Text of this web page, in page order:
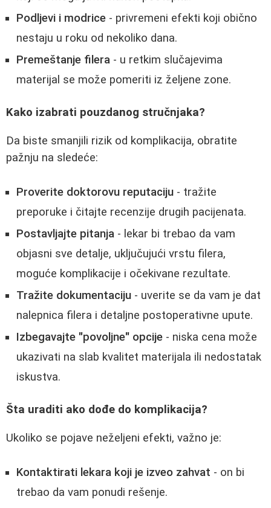
Podljevi i modrice - privremeni efekti koji obično
nestaju u roku od nekoliko dana.
Premeštanje filera - u retkim slučajevima
materijal se može pomeriti iz željene zone.
Kako izabrati pouzdanog stručnjaka?
Da biste smanjili rizik od komplikacija, obratite
pažnju na sledeće:
Proverite doktorovu reputaciju - tražite
preporuke i čitajte recenzije drugih pacijenata.
Postavljajte pitanja - lekar bi trebao da vam
objasni sve detalje, uključujući vrstu filera,
moguće komplikacije i očekivane rezultate.
Tražite dokumentaciju - uverite se da vam je dat
nalepnica filera i detaljne postoperativne upute.
Izbegavajte "povoljne" opcije - niska cena može
ukazivati na slab kvalitet materijala ili nedostatak
iskustva.
Šta uraditi ako dođe do komplikacija?
Ukoliko se pojave neželjeni efekti, važno je:
Kontaktirati lekara koji je izveo zahvat - on bi
trebao da vam ponudi rešenje.